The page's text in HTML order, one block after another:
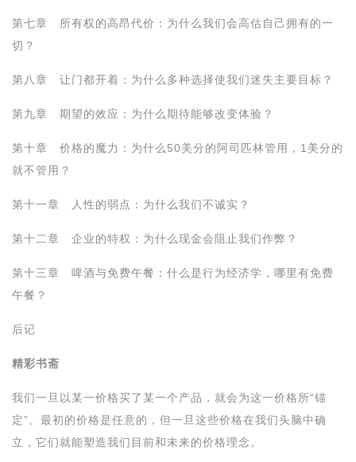
第七章 所有权的高昂代价：为什么我们会高估自己拥有的一
切？
第八章 让门都开着：为什么多种选择使我们迷失主要目标？
第九章 期望的效应：为什么期待能够改变体验？
第十章 价格的魔力：为什么50美分的阿司匹林管用，1美分的
就不管用？
第十一章 人性的弱点：为什么我们不诚实？
第十二章 企业的特权：为什么现金会阻止我们作弊？
第十三章 啤酒与免费午餐：什么是行为经济学，哪里有免费
午餐？
后记
精彩书斋
我们一旦以某一价格买了某一个产品，就会为这一价格所“锚
定”。最初的价格是任意的，但一旦这些价格在我们头脑中确
立，它们就能塑造我们目前和未来的价格理念。